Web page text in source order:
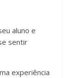
aluno e
sentir
experiência